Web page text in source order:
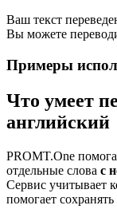
Ваш текст
Вы можете
Примеры
Что умеет
английский
PROMT.One
отдельные слова с
Сервис учитывает
помогает